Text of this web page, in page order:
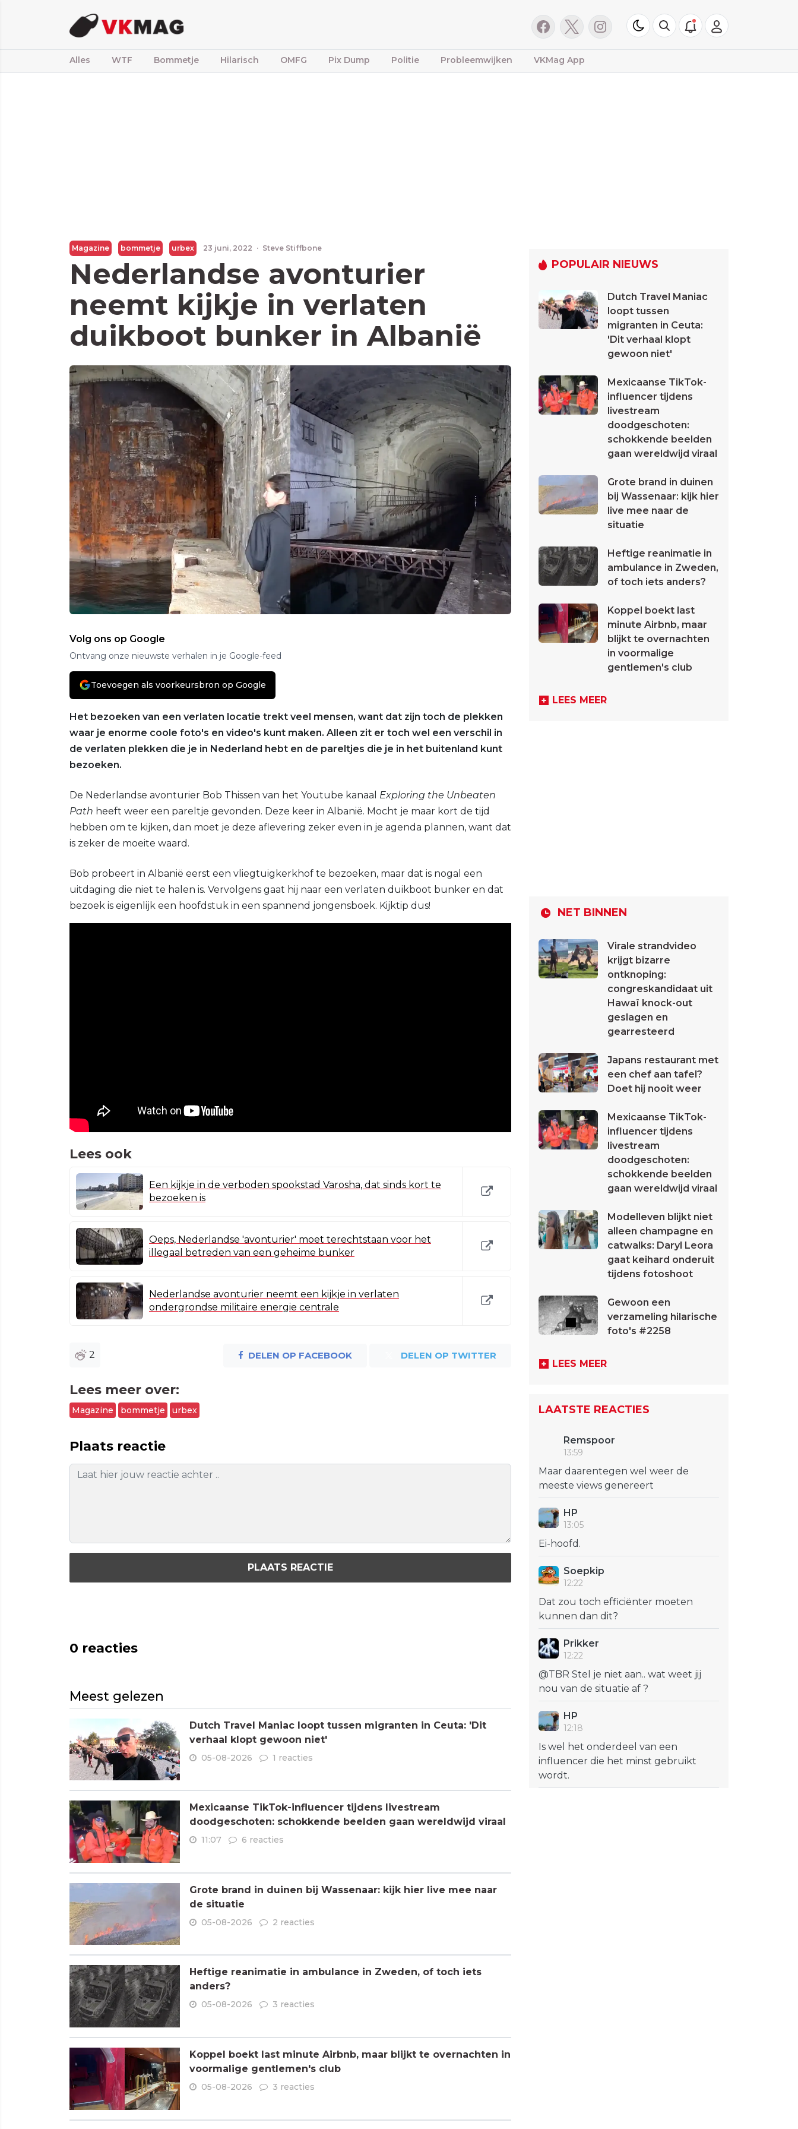
Alles WTF Bommetje Hilarisch OMFG Pix Dump Politie Probleemwijken VKMag App
Magazine bommetje urbex 23 juni, 2022 · Steve Stiffbone
Nederlandse avonturier
neemt kijkje in verlaten
duikboot bunker in Albanië
Volg ons op Google
Ontvang onze nieuwste verhalen in je Google-feed
Toevoegen als voorkeursbron op Google
Het bezoeken van een verlaten locatie trekt veel mensen, want dat zijn toch de plekken
waar je enorme coole foto's en video's kunt maken. Alleen zit er toch wel een verschil in
de verlaten plekken die je in Nederland hebt en de pareltjes die je in het buitenland kunt
bezoeken.
De Nederlandse avonturier Bob Thissen van het Youtube kanaal Exploring the Unbeaten
Path heeft weer een pareltje gevonden. Deze keer in Albanië. Mocht je maar kort de tijd
hebben om te kijken, dan moet je deze aflevering zeker even in je agenda plannen, want dat
is zeker de moeite waard.
Bob probeert in Albanië eerst een vliegtuigkerkhof te bezoeken, maar dat is nogal een
uitdaging die niet te halen is. Vervolgens gaat hij naar een verlaten duikboot bunker en dat
bezoek is eigenlijk een hoofdstuk in een spannend jongensboek. Kijktip dus!
Lees ook
Een kijkje in de verboden spookstad Varosha, dat sinds kort te
bezoeken is
Oeps, Nederlandse 'avonturier' moet terechtstaan voor het
illegaal betreden van een geheime bunker
Nederlandse avonturier neemt een kijkje in verlaten
ondergrondse militaire energie centrale
2 DELEN OP FACEBOOK DELEN OP TWITTER
Lees meer over:
Magazine bommetje urbex
Plaats reactie
PLAATS REACTIE
0 reacties
Meest gelezen
Dutch Travel Maniac loopt tussen migranten in Ceuta: 'Dit
verhaal klopt gewoon niet'
05-08-2026 1 reacties
Mexicaanse TikTok-influencer tijdens livestream
doodgeschoten: schokkende beelden gaan wereldwijd viraal
11:07 6 reacties
Grote brand in duinen bij Wassenaar: kijk hier live mee naar
de situatie
05-08-2026 2 reacties
Heftige reanimatie in ambulance in Zweden, of toch iets
anders?
05-08-2026 3 reacties
Koppel boekt last minute Airbnb, maar blijkt te overnachten in
voormalige gentlemen's club
05-08-2026 3 reacties
POPULAIR NIEUWS
Dutch Travel Maniac
loopt tussen
migranten in Ceuta:
'Dit verhaal klopt
gewoon niet'
Mexicaanse TikTok-
influencer tijdens
livestream
doodgeschoten:
schokkende beelden
gaan wereldwijd viraal
Grote brand in duinen
bij Wassenaar: kijk hier
live mee naar de
situatie
Heftige reanimatie in
ambulance in Zweden,
of toch iets anders?
Koppel boekt last
minute Airbnb, maar
blijkt te overnachten
in voormalige
gentlemen's club
LEES MEER
NET BINNEN
Virale strandvideo
krijgt bizarre
ontknoping:
congreskandidaat uit
Hawaï knock-out
geslagen en
gearresteerd
Japans restaurant met
een chef aan tafel?
Doet hij nooit weer
Mexicaanse TikTok-
influencer tijdens
livestream
doodgeschoten:
schokkende beelden
gaan wereldwijd viraal
Modelleven blijkt niet
alleen champagne en
catwalks: Daryl Leora
gaat keihard onderuit
tijdens fotoshoot
Gewoon een
verzameling hilarische
foto's #2258
LEES MEER
LAATSTE REACTIES
Remspoor
13:59
Maar daarentegen wel weer de
meeste views genereert
HP
13:05
Ei-hoofd.
Soepkip
12:22
Dat zou toch efficiënter moeten
kunnen dan dit?
Prikker
12:22
@TBR Stel je niet aan.. wat weet jij
nou van de situatie af ?
HP
12:18
Is wel het onderdeel van een
influencer die het minst gebruikt
wordt.